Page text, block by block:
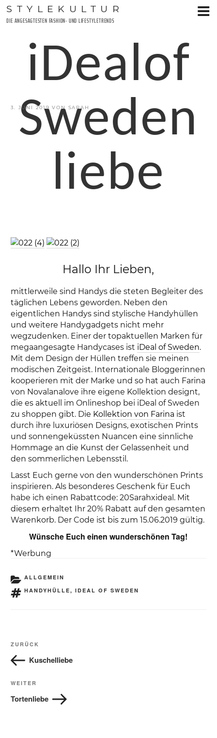
Zum
Inhalt
STYLEKULTUR
DIE ANGESAGTESTEN FASHION- UND LIFESTYLETRENDS
VERÖFFENTLICHT
3. JUNI 2019 VON SARAH
iDealof
Sweden
liebe
Hallo Ihr Lieben,
mittlerweile sind Handys die steten Begleiter des
täglichen Lebens geworden. Neben den
eigentlichen Handys sind stylische Handyhüllen
und weitere Handygadgets nicht mehr
wegzudenken. Einer der topaktuellen Marken für
megaangesagte Handycases ist iDeal of Sweden.
Mit dem Design der Hüllen treffen sie meinen
modischen Zeitgeist. Internationale Bloggerinnen
kooperieren mit der Marke und so hat auch Farina
von Novalanalove ihre eigene Kollektion designt,
die es aktuell im Onlineshop bei iDeal of Sweden
zu shoppen gibt. Die Kollektion von Farina ist
durch ihre luxuriösen Designs, exotischen Prints
und sonnengeküssten Nuancen eine sinnliche
Hommage an die Kunst der Gelassenheit und
den sommerlichen Lebensstil.
Lasst Euch gerne von den wunderschönen Prints
inspirieren. Als besonderes Geschenk für Euch
habe ich einen Rabattcode: 20Sarahxideal. Mit
diesem erhaltet Ihr 20% Rabatt auf den gesamten
Warenkorb. Der Code ist bis zum 15.06.2019 gültig.
Wünsche Euch einen wunderschönen Tag!
*Werbung
KATEGORIEN
ALLGEMEIN
SCHLAGWÖRTER
HANDYHÜLLE, IDEAL OF SWEDEN
Beitragsnavigation
Vorheriger
Beitrag
ZURÜCK
Kuschelliebe
Nächster
Beitrag
WEITER
Tortenliebe